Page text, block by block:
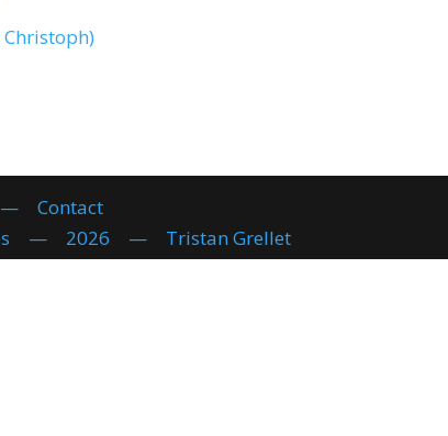
Contact
— 2026 — Tristan Grellet